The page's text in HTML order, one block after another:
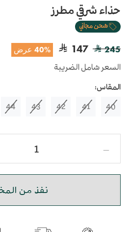
حذاء شرقي مطرز
شحن مجاني
245
147 40% عرض
السعر شامل الضريبة
المقاس:
40
41
42
43
44
نفذ من